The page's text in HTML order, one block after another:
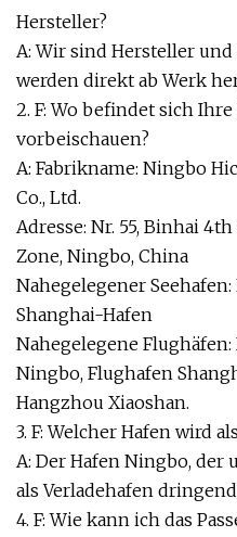
Hersteller?
A: Wir sind Hersteller
werden direkt ab Werk
2. F: Wo befindet sich
vorbeischauen?
A: Fabrikname: Ningbo
Co., Ltd.
Adresse: Nr. 55, Binhai
Zone, Ningbo, China
Nahegelegener
Shanghai-Hafen
Nahegelegene
Ningbo, Flughafen
Hangzhou Xiaoshan.
3. F: Welcher Hafen wird
A: Der Hafen Ningbo, der
als Verladehafen
4. F: Wie kann ich das